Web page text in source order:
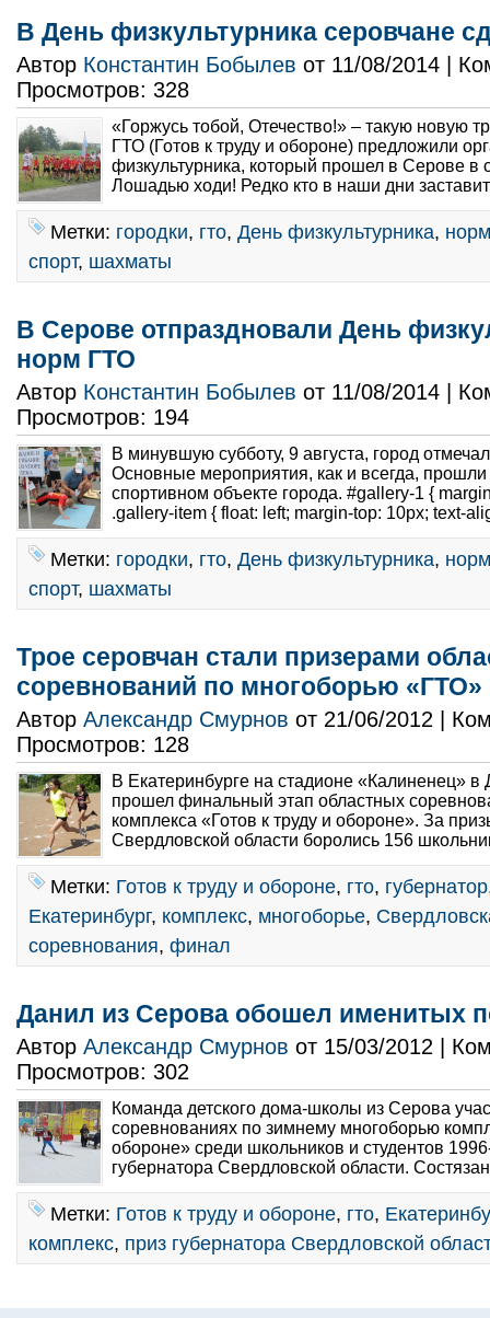
В День физкультурника серовчане
Автор Константин Бобылев от 11/08/2014 |
Просмотров: 328
«Горжусь тобой, Отечество!» – такую новую
ГТО (Готов к труду и обороне) предложили
физкультурника, который прошел в Серове в
Лошадью ходи! Редко кто в наши дни
Метки: городки, гто, День физкультурника,
спорт, шахматы
В Серове отпраздновали День
норм ГТО
Автор Константин Бобылев от 11/08/2014 |
Просмотров: 194
В минувшую субботу, 9 августа, город
Основные мероприятия, как и всегда,
спортивном объекте города. #gallery-1 {
.gallery-item { float: left; margin-top: 10px; text-
Метки: городки, гто, День физкультурника,
спорт, шахматы
Трое серовчан стали призерами
соревнований по многоборью «ГТО»
Автор Александр Смурнов от 21/06/2012 |
Просмотров: 128
В Екатеринбурге на стадионе «Калиненец»
прошел финальный этап областных
комплекса «Готов к труду и обороне». За
Свердловской области боролись 156
Метки: Готов к труду и обороне, гто, губернатор
Екатеринбург, комплекс, многоборье,
соревнования, финал
Данил из Серова обошел именитых
Автор Александр Смурнов от 15/03/2012 |
Просмотров: 302
Команда детского дома-школы из Серова
соревнованиях по зимнему многоборью
обороне» среди школьников и студентов
губернатора Свердловской области.
Метки: Готов к труду и обороне, гто,
комплекс, приз губернатора Свердловской